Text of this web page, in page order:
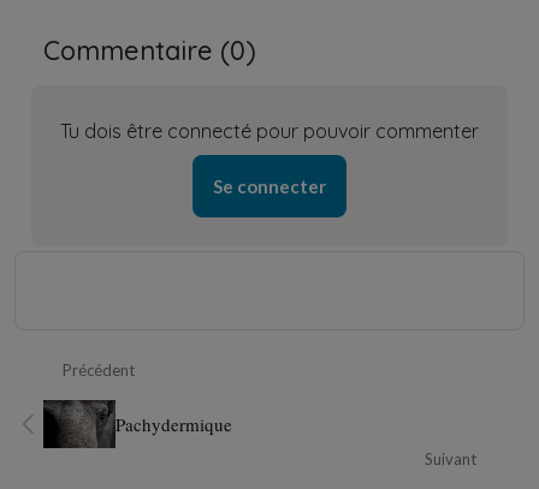
Commentaire (0)
Tu dois être connecté pour pouvoir commenter
Se connecter
Précédent
Pachydermique
Suivant